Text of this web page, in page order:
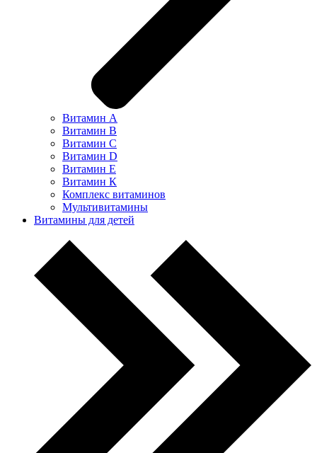
Витамин А
Витамин В
Витамин С
Витамин D
Витамин Е
Витамин К
Комплекс витаминов
Мультивитамины
Витамины для детей